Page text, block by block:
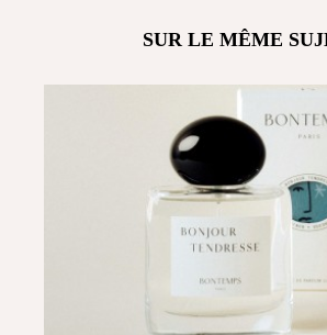
SUR LE MÊME